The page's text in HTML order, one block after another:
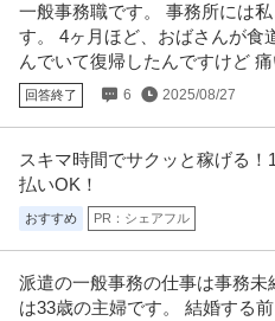
一般事務職です。 事務所には
す。 4ヶ月ほど、おばさんが食
んでいて復帰したんですけど
まったやらで
回答終了 6 2025/08/27
スキマ時間でサクッと稼げる
払いOK！
おすすめ PR：シェアフル
派遣の一般事務の仕事は事務
は33歳の主婦です。 結婚する